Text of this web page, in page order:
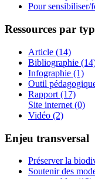
Pour sensibiliser/
Ressources par
Article (14)
Bibliographie
Infographie (1)
Outil
Rapport (17)
Site internet (0)
Vidéo (2)
Enjeu transversal
Préserver la
Soutenir des